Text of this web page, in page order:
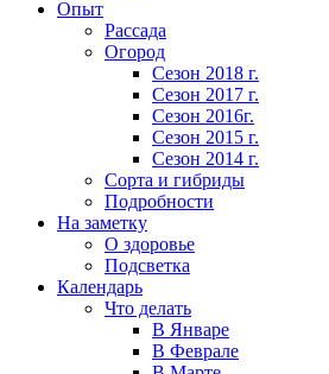
Опыт
Рассада
Огород
Сезон 2018 г.
Сезон 2017 г.
Сезон 2016г.
Сезон 2015 г.
Сезон 2014 г.
Сорта и гибриды
Подробности
На заметку
О здоровье
Подсветка
Календарь
Что делать
В Январе
В Феврале